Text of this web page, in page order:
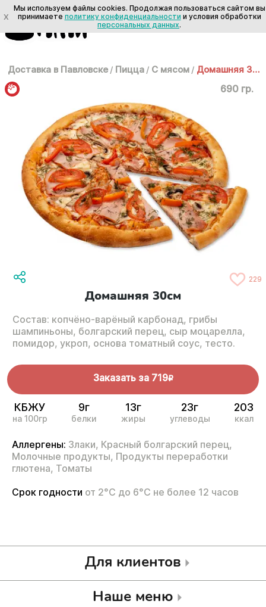
Доставка в Павловске / Пицца / С мясом / Домашняя 30см
690 гр.
229
Домашняя 30см
Состав: копчёно-варёный карбонад, грибы
шампиньоны, болгарский перец, сыр моцарелла,
помидор, укроп, основа томатный соус, тесто.
Заказать за 719R
КБЖУ
на 100гр
9г
белки
13г
жиры
23г
углеводы
203
ккал
Аллергены: Злаки, Красный болгарский перец,
Молочные продукты, Продукты переработки
глютена, Томаты
Срок годности от 2°С до 6°С не более 12 часов
Для клиентов
Наше меню
X
Мы используем файлы cookies. Продолжая пользоваться сайтом вы
принимаете политику конфиденциальности и условия обработки
персональных данных.